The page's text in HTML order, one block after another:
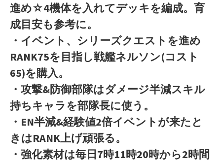
進め☆4機体を入れてデッキを編成。育
成目安も参考に。
・イベント、シリーズクエストを進め
RANK75を目指し戦艦ネルソン(コスト
65)を購入。
・攻撃&防御部隊はダメージ半減スキル
持ちキャラを部隊長に使う。
・EN半減&経験値2倍イベントが来たと
きはRANK上げ頑張る。
・強化素材は毎日7時11時20時から2時間